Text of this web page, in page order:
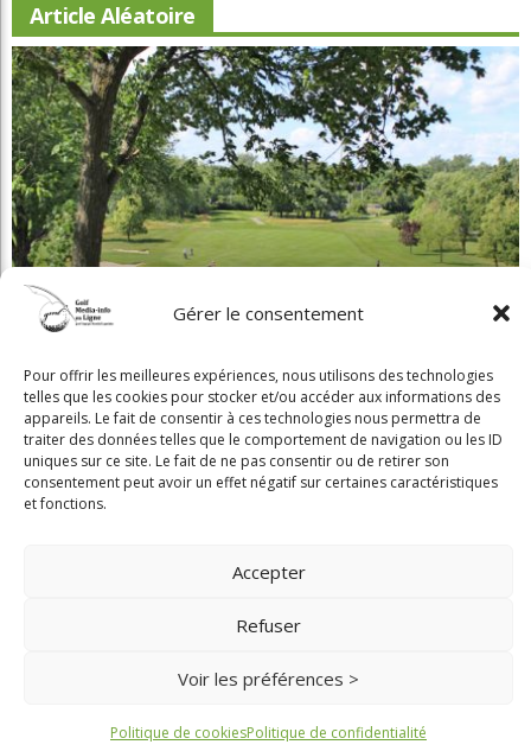
Gérer le consentement
Pour offrir les meilleures expériences, nous utilisons des technologies
telles que les cookies pour stocker et/ou accéder aux informations des
appareils. Le fait de consentir à ces technologies nous permettra de
traiter des données telles que le comportement de navigation ou les ID
uniques sur ce site. Le fait de ne pas consentir ou de retirer son
consentement peut avoir un effet négatif sur certaines caractéristiques
et fonctions.
Accepter
Refuser
Voir les préférences >
Politique de cookiesPolitique de confidentialité
Article Aléatoire
Copyright © 2025 Golf Martial Lapointe. Tous droits réservés. Droits d'auteur
Toute reproduction de ce texte doit recevoir l'approbation de l'auteur.